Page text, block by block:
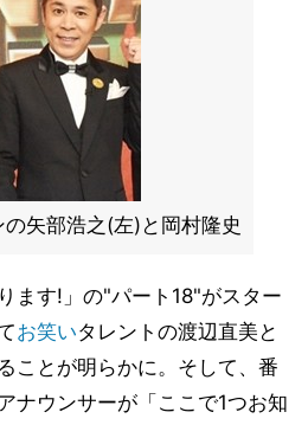
矢部浩之(左)と岡村隆史
ます!」の"パート18"がスター
お笑いタレントの渡辺直美と
ことが明らかに。そして、番
ナウンサーが「ここで1つお知